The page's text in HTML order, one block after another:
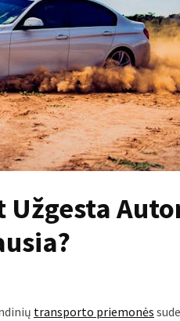
Užgesta
transporto priemonės